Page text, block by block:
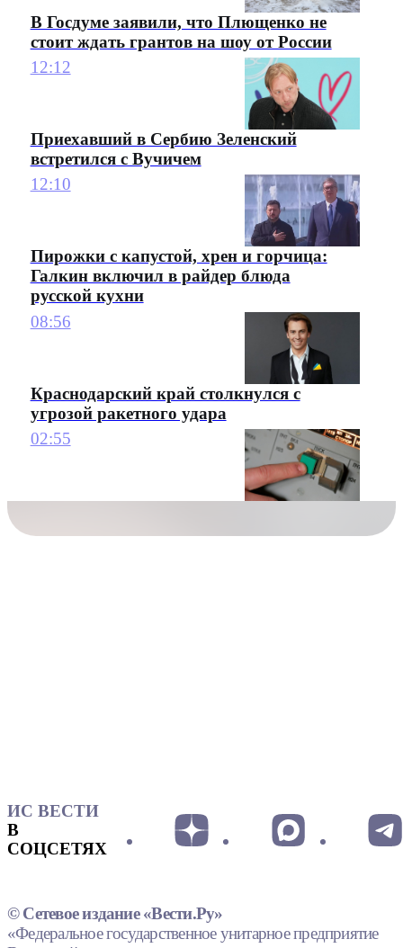
В Госдуме заявили, что Плющенко не
стоит ждать грантов на шоу от России
12:12
Приехавший в Сербию Зеленский
встретился с Вучичем
12:10
Пирожки с капустой, хрен и горчица:
Галкин включил в райдер блюда
русской кухни
08:56
Краснодарский край столкнулся с
угрозой ракетного удара
02:55
ИС ВЕСТИ
В
СОЦСЕТЯХ
© Сетевое издание «Вести.Ру»
«Федеральное государственное унитарное предприятие